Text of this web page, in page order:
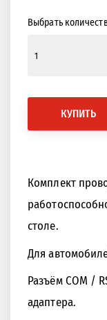
Выбрать
КУПИТЬ
Комплект
столе.
Для
Разъём COM /
адаптера.